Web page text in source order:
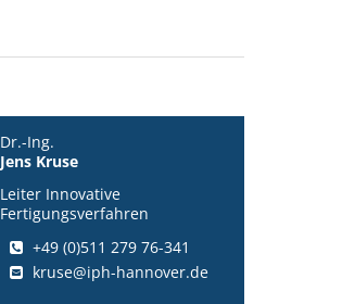
Dr.-Ing.
Jens Kruse
Leiter Innovative
Fertigungsverfahren
+49 (0)511 279 76-341
kruse@iph-hannover.de